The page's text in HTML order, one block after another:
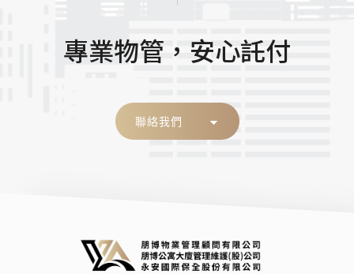
專業物管，安心託付
聯絡我們